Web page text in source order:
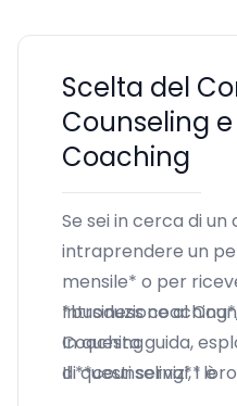
Scelta del
Counseling e
Coaching
Se sei in cerca di
intraprendere un
mensile* o per
*business
In questa guida,
di questi servizi, i
Introduzione al
Coaching
Il **counseling** è